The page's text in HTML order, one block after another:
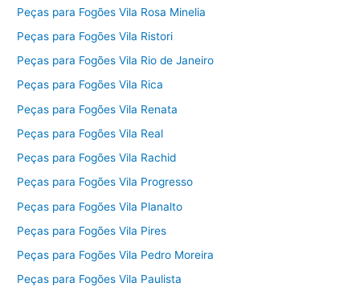
Peças para Fogões Vila Rosa Minelia
Peças para Fogões Vila Ristori
Peças para Fogões Vila Rio de Janeiro
Peças para Fogões Vila Rica
Peças para Fogões Vila Renata
Peças para Fogões Vila Real
Peças para Fogões Vila Rachid
Peças para Fogões Vila Progresso
Peças para Fogões Vila Planalto
Peças para Fogões Vila Pires
Peças para Fogões Vila Pedro Moreira
Peças para Fogões Vila Paulista